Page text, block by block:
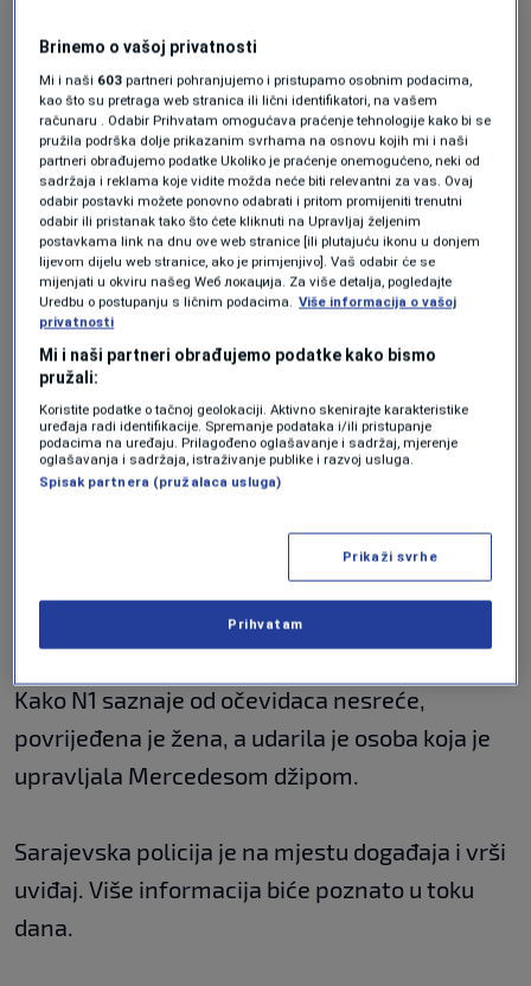
MUP-a KS, te dodali da je na njega naletio
automobil.
Kako N1 saznaje od očevidaca nesreće,
povrijeđena je žena, a udarila je osoba koja je
upravljala Mercedesom džipom.
Sarajevska policija je na mjestu događaja i vrši
uviđaj. Više informacija biće poznato u toku
dana.
Brinemo o vašoj privatnosti
Mi i naši 603 partneri pohranjujemo i pristupamo osobnim podacima,
kao što su pretraga web stranica ili lični identifikatori, na vašem
računaru . Odabir Prihvatam omogućava praćenje tehnologije kako bi se
pružila podrška dolje prikazanim svrhama na osnovu kojih mi i naši
partneri obrađujemo podatke Ukoliko je praćenje onemogućeno, neki od
sadržaja i reklama koje vidite možda neće biti relevantni za vas. Ovaj
odabir postavki možete ponovno odabrati i pritom promijeniti trenutni
odabir ili pristanak tako što ćete kliknuti na Upravljaj željenim
postavkama link na dnu ove web stranice [ili plutajuću ikonu u donjem
lijevom dijelu web stranice, ako je primjenjivo]. Vaš odabir će se
mijenjati u okviru našeg Wеб локација. Za više detalja, pogledajte
Uredbu o postupanju s ličnim podacima. Više informacija o vašoj
privatnosti
Mi i naši partneri obrađujemo podatke kako bismo
pružali:
Koristite podatke o tačnoj geolokaciji. Aktivno skenirajte karakteristike
uređaja radi identifikacije. Spremanje podataka i/ili pristupanje
podacima na uređaju. Prilagođeno oglašavanje i sadržaj, mjerenje
oglašavanja i sadržaja, istraživanje publike i razvoj usluga.
Spisak partnera (pružalaca usluga)
Prikaži svrhe
Prihvatam